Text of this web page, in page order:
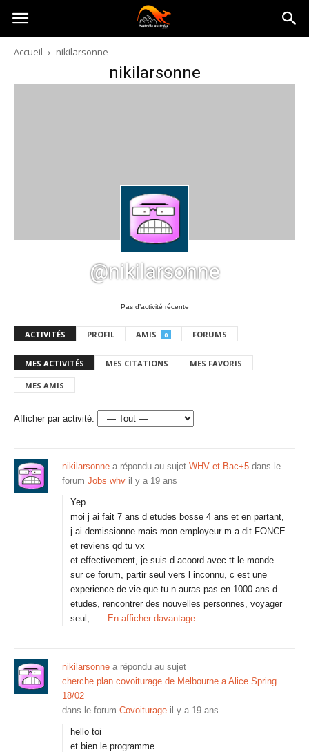
Australia-
australie.com
Accueil nikilarsonne
nikilarsonne
@nikilarsonne
Pas d’activité récente
ACTIVITÉS PROFIL AMIS 0 FORUMS
MES ACTIVITÉS MES CITATIONS MES FAVORIS
MES AMIS
Afficher par activité:
nikilarsonne a répondu au sujet WHV et Bac+5 dans le
forum Jobs whv il y a 19 ans
Yep
moi j ai fait 7 ans d etudes bosse 4 ans et en partant,
j ai demissionne mais mon employeur m a dit FONCE
et reviens qd tu vx
et effectivement, je suis d acoord avec tt le monde
sur ce forum, partir seul vers l inconnu, c est une
experience de vie que tu n auras pas en 1000 ans d
etudes, rencontrer des nouvelles personnes, voyager
seul,…
En afficher davantage
nikilarsonne a répondu au sujet
cherche plan covoiturage de Melbourne a Alice Spring
18/02
dans le forum Covoiturage il y a 19 ans
hello toi
et bien le programme…